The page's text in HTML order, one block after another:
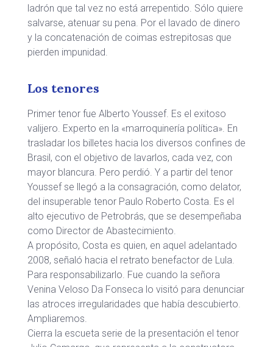
ladrón que tal vez no está arrepentido. Sólo quiere
salvarse, atenuar su pena. Por el lavado de dinero
y la concatenación de coimas estrepitosas que
pierden impunidad.
Los tenores
Primer tenor fue Alberto Youssef. Es el exitoso
valijero. Experto en la «marroquinería política». En
trasladar los billetes hacia los diversos confines de
Brasil, con el objetivo de lavarlos, cada vez, con
mayor blancura. Pero perdió. Y a partir del tenor
Youssef se llegó a la consagración, como delator,
del insuperable tenor Paulo Roberto Costa. Es el
alto ejecutivo de Petrobrás, que se desempeñaba
como Director de Abastecimiento.
A propósito, Costa es quien, en aquel adelantado
2008, señaló hacia el retrato benefactor de Lula.
Para responsabilizarlo. Fue cuando la señora
Venina Veloso Da Fonseca lo visitó para denunciar
las atroces irregularidades que había descubierto.
Ampliaremos.
Cierra la escueta serie de la presentación el tenor